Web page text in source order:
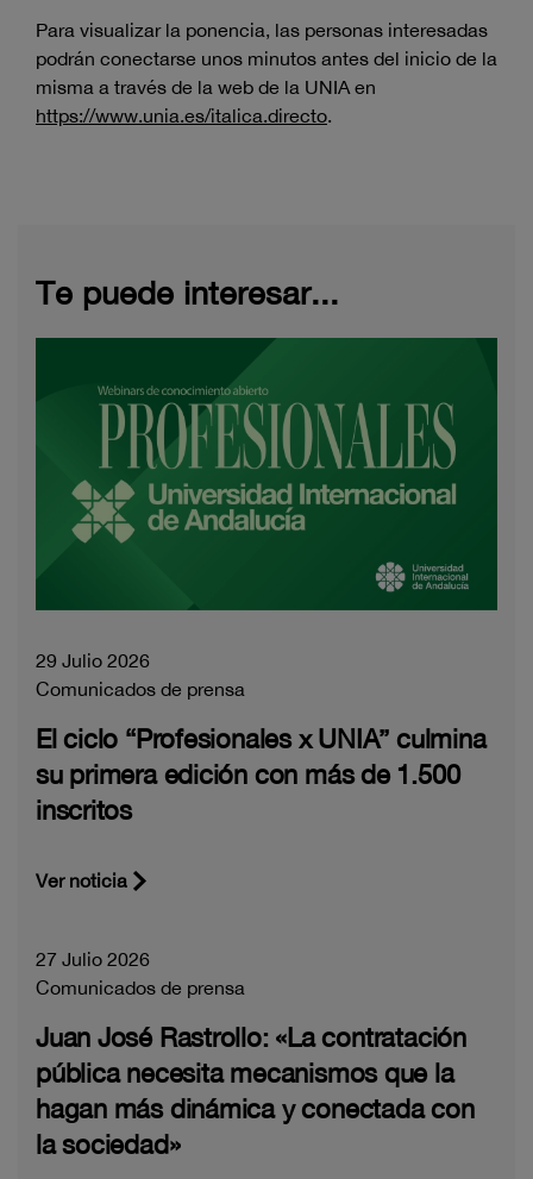
Para visualizar la ponencia, las personas interesadas
podrán conectarse unos minutos antes del inicio de la
misma a través de la web de la UNIA en
https://www.unia.es/italica.directo.
Te puede interesar...
29 Julio 2026
Comunicados de prensa
El ciclo “Profesionales x UNIA” culmina
su primera edición con más de 1.500
inscritos
Ver noticia
27 Julio 2026
Comunicados de prensa
Juan José Rastrollo: «La contratación
pública necesita mecanismos que la
hagan más dinámica y conectada con
la sociedad»